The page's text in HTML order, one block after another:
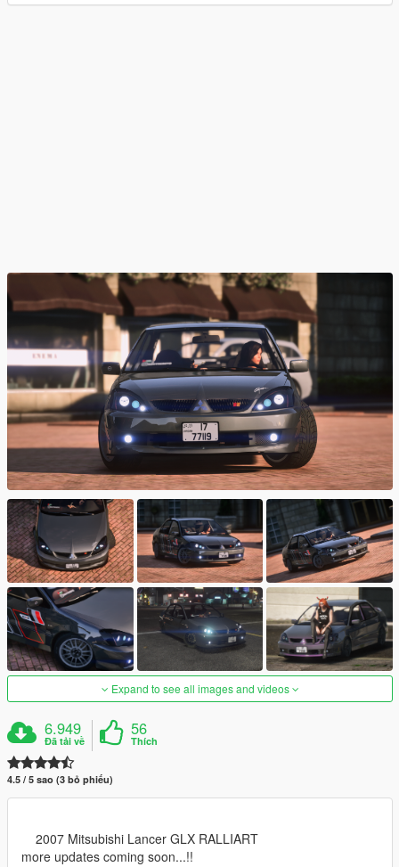
Expand to see all images and videos
6.949
Đã tải về
56
Thích
4.5 / 5 sao (3 bỏ phiếu)
2007 Mitsubishi Lancer GLX RALLIART
more updates coming soon...!!